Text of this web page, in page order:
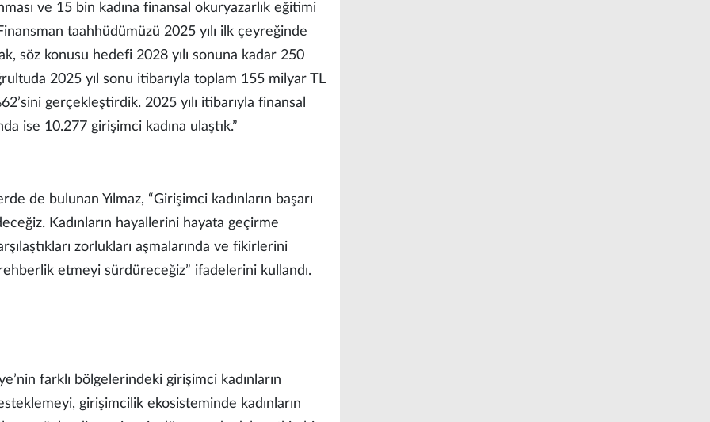
ve 15 bin kadına finansal okuryazarlık eğitimi
taahhüdümüzü 2025 yılı ilk çeyreğinde
söz konusu hedefi 2028 yılı sonuna kadar 250
2025 yıl sonu itibarıyla toplam 155 milyar TL
gerçekleştirdik. 2025 yılı itibarıyla finansal
ise 10.277 girişimci kadına ulaştık.”
de bulunan Yılmaz, “Girişimci kadınların başarı
Kadınların hayallerini hayata geçirme
zorlukları aşmalarında ve fikirlerini
etmeyi sürdüreceğiz” ifadelerini kullandı.
farklı bölgelerindeki girişimci kadınların
girişimcilik ekosisteminde kadınların